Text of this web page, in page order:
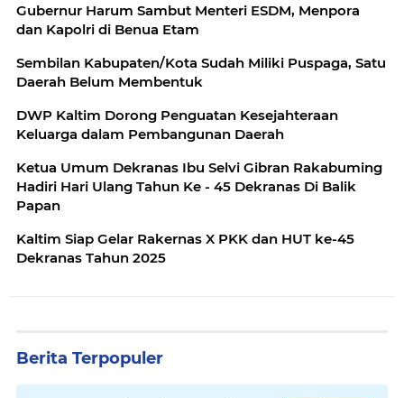
Gubernur Harum Sambut Menteri ESDM, Menpora
dan Kapolri di Benua Etam
Sembilan Kabupaten/Kota Sudah Miliki Puspaga, Satu
Daerah Belum Membentuk
DWP Kaltim Dorong Penguatan Kesejahteraan
Keluarga dalam Pembangunan Daerah
Ketua Umum Dekranas Ibu Selvi Gibran Rakabuming
Hadiri Hari Ulang Tahun Ke - 45 Dekranas Di Balik
Papan
Kaltim Siap Gelar Rakernas X PKK dan HUT ke-45
Dekranas Tahun 2025
Berita Terpopuler